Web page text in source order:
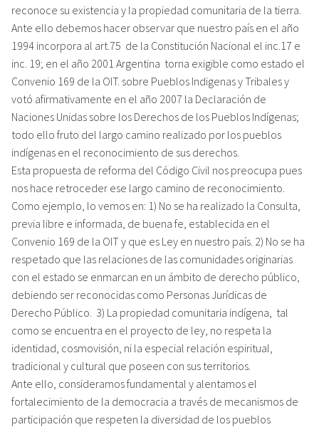
reconoce su existencia y la propiedad comunitaria de la tierra.
Ante ello debemos hacer observar que nuestro país en el año
1994 incorpora al art.75 de la Constitución Nacional el inc.17 e
inc. 19; en el año 2001 Argentina torna exigible como estado el
Convenio 169 de la OIT. sobre Pueblos Indigenas y Tribales y
votó afirmativamente en el año 2007 la Declaración de
Naciones Unidas sobre los Derechos de los Pueblos Indígenas;
todo ello fruto del largo camino realizado por los pueblos
indígenas en el reconocimiento de sus derechos.
Esta propuesta de reforma del Código Civil nos preocupa pues
nos hace retroceder ese largo camino de reconocimiento.
Como ejemplo, lo vemos en: 1) No se ha realizado la Consulta,
previa libre e informada, de buena fe, establecida en el
Convenio 169 de la OIT y que es Ley en nuestro país. 2) No se ha
respetado que las relaciones de las comunidades originarias
con el estado se enmarcan en un ámbito de derecho público,
debiendo ser reconocidas como Personas Jurídicas de
Derecho Público. 3) La propiedad comunitaria indígena, tal
como se encuentra en el proyecto de ley, no respeta la
identidad, cosmovisión, ni la especial relación espiritual,
tradicional y cultural que poseen con sus territorios.
Ante ello, consideramos fundamental y alentamos el
fortalecimiento de la democracia a través de mecanismos de
participación que respeten la diversidad de los pueblos